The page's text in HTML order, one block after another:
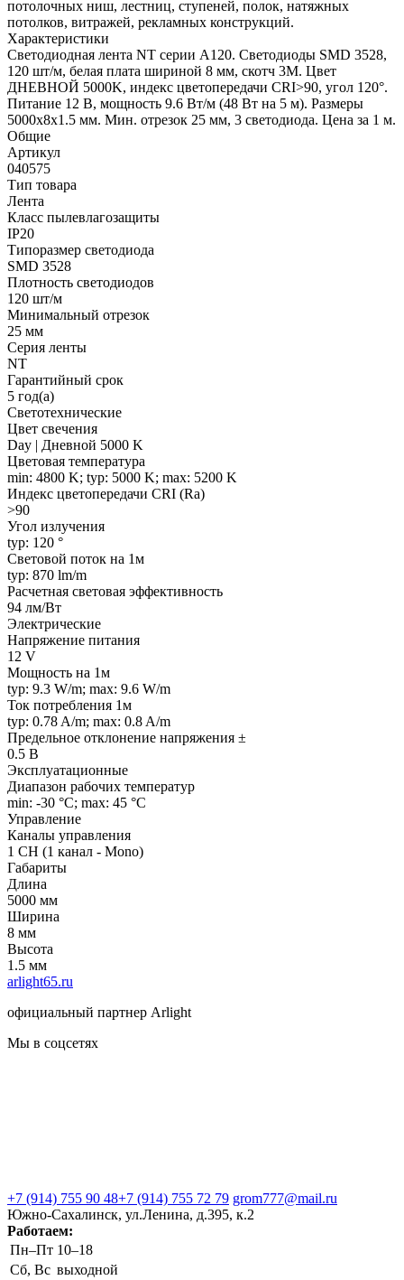
потолочных ниш, лестниц, ступеней, полок, натяжных
потолков, витражей, рекламных конструкций.
Характеристики
Светодиодная лента NT серии A120. Светодиоды SMD 3528,
120 шт/м, белая плата шириной 8 мм, скотч 3M. Цвет
ДНЕВНОЙ 5000K, индекс цветопередачи CRI>90, угол 120°.
Питание 12 В, мощность 9.6 Вт/м (48 Вт на 5 м). Размеры
5000x8x1.5 мм. Мин. отрезок 25 мм, 3 светодиода. Цена за 1 м.
Общие
Артикул
040575
Тип товара
Лента
Класс пылевлагозащиты
IP20
Типоразмер светодиода
SMD 3528
Плотность светодиодов
120 шт/м
Минимальный отрезок
25 мм
Серия ленты
NT
Гарантийный срок
5 год(а)
Светотехнические
Цвет свечения
Day | Дневной 5000 K
Цветовая температура
min: 4800 K; typ: 5000 K; max: 5200 K
Индекс цветопередачи CRI (Ra)
>90
Угол излучения
typ: 120 °
Световой поток на 1м
typ: 870 lm/m
Расчетная световая эффективность
94 лм/Вт
Электрические
Напряжение питания
12 V
Мощность на 1м
typ: 9.3 W/m; max: 9.6 W/m
Ток потребления 1м
typ: 0.78 A/m; max: 0.8 A/m
Предельное отклонение напряжения ±
0.5 В
Эксплуатационные
Диапазон рабочих температур
min: -30 °C; max: 45 °C
Управление
Каналы управления
1 CH (1 канал - Mono)
Габариты
Длина
5000 мм
Ширина
8 мм
Высота
1.5 мм
arlight65.ru
официальный партнер Arlight
Мы в соцсетях
+7 (914) 755 90 48+7 (914) 755 72 79 grom777@mail.ru
Южно-Сахалинск, ул.Ленина, д.395, к.2
Работаем:
Пн–Пт 10–18
Сб, Вс выходной